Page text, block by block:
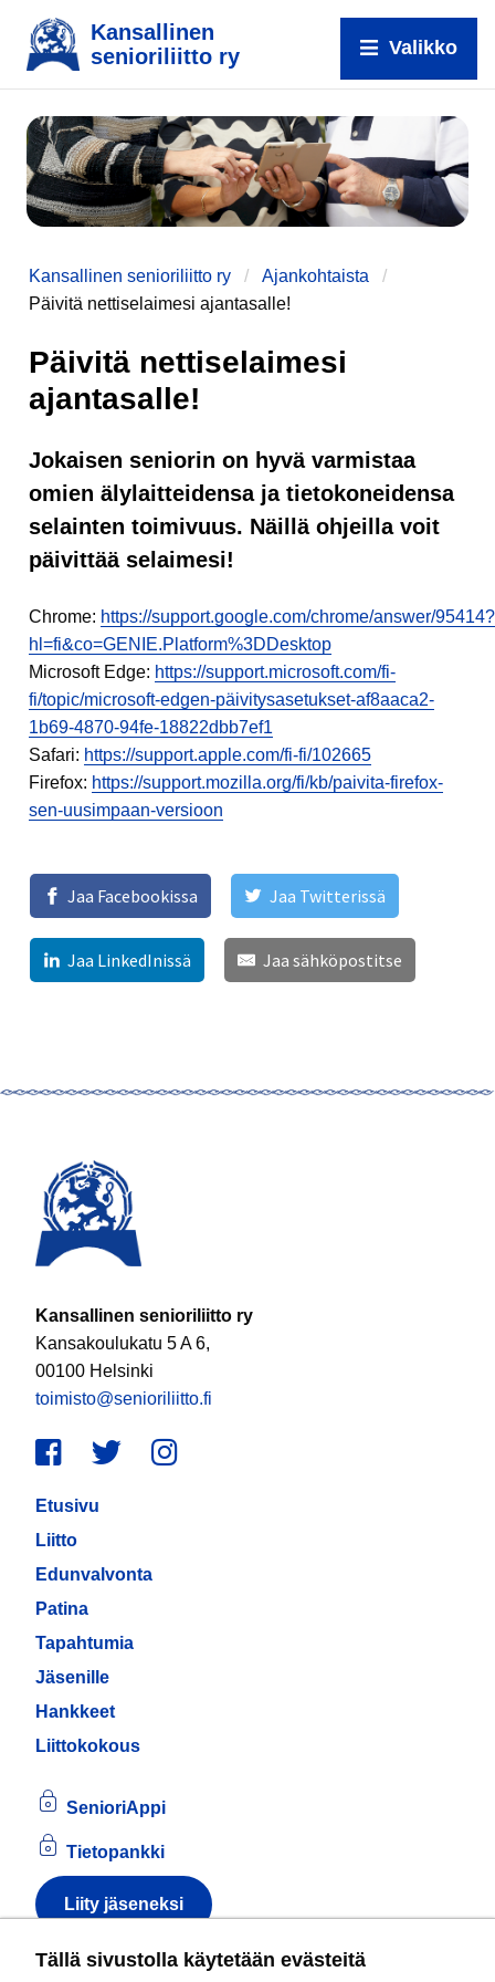
Tällä sivustolla käytetään evästeitä
Kansallinen
senioriliitto ry
Valikko
Kansallinen senioriliitto ry
Ajankohtaista
Päivitä nettiselaimesi ajantasalle!
Päivitä nettiselaimesi
ajantasalle!
Jokaisen seniorin on hyvä varmistaa
omien älylaitteidensa ja tietokoneidensa
selainten toimivuus. Näillä ohjeilla voit
päivittää selaimesi!
Chrome: https://support.google.com/chrome/answer/95414?
hl=fi&co=GENIE.Platform%3DDesktop
Microsoft Edge: https://support.microsoft.com/fi-
fi/topic/microsoft-edgen-päivitysasetukset-af8aaca2-
1b69-4870-94fe-18822dbb7ef1
Safari: https://support.apple.com/fi-fi/102665
Firefox: https://support.mozilla.org/fi/kb/paivita-firefox-
sen-uusimpaan-versioon
Jaa Facebookissa Jaa Twitterissä
Jaa LinkedInissä Jaa sähköpostitse
Kansallinen senioriliitto ry
Kansakoulukatu 5 A 6,
00100 Helsinki
toimisto@senioriliitto.fi
Facebook
TwitterInstagram
Etusivu
Liitto
Edunvalvonta
Patina
Tapahtumia
Jäsenille
Hankkeet
Liittokokous
SenioriAppi
Tietopankki
Liity jäseneksi
Tietoa evästeistä